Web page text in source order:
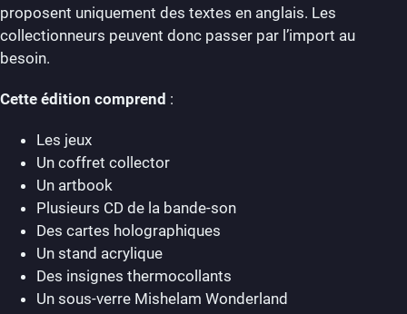
proposent uniquement des textes en anglais. Les
collectionneurs peuvent donc passer par l’import au
besoin.
Cette édition comprend :
Les jeux
Un coffret collector
Un artbook
Plusieurs CD de la bande-son
Des cartes holographiques
Un stand acrylique
Des insignes thermocollants
Un sous-verre Mishelam Wonderland